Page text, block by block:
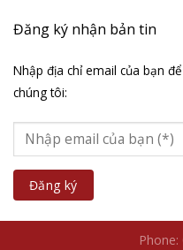
Đăng ký nhận bản tin
Nhập địa chỉ email của bạn
chúng tôi:
Phone: